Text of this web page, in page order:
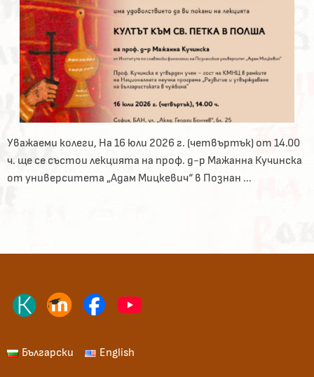
Уважаеми колеги, На 16 юли 2026 г. (четвъртък) от 14.00
ч. ще се състои лекцията на проф. д-р Мажанна Кучинска
от университета „Адам Мицкевич“ в Познан ...
Български English